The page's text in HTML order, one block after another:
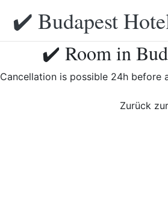
✔️ Budapest
✔️ Room in
Cancellation is possible 24h before
Zurück zur